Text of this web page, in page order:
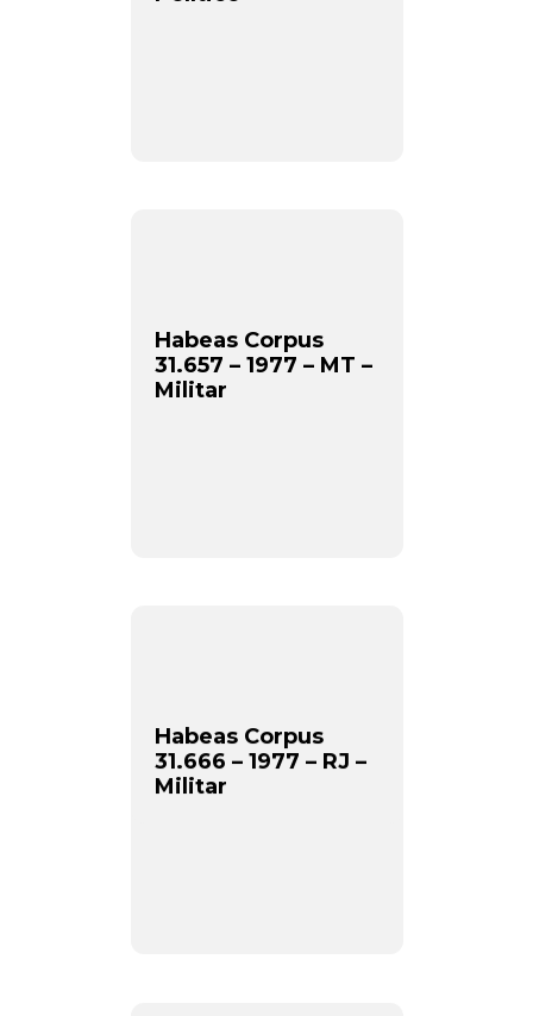
Habeas Corpus
31.657 – 1977 – MT –
Militar
Habeas Corpus
31.666 – 1977 – RJ –
Militar